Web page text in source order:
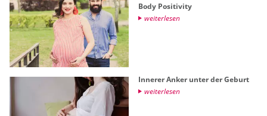
Body Po­si­ti­vi­ty
wei­ter­le­sen
In­ne­rer Anker unter der Ge­burt
wei­ter­le­sen